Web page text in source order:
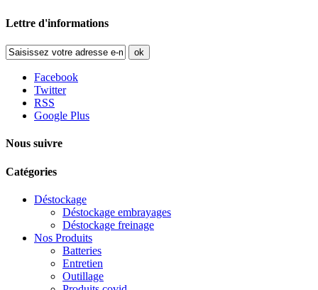
Lettre d'informations
ok
Facebook
Twitter
RSS
Google Plus
Nous suivre
Catégories
Déstockage
Déstockage embrayages
Déstockage freinage
Nos Produits
Batteries
Entretien
Outillage